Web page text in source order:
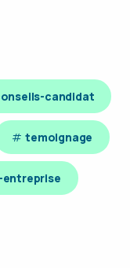
candidat
temoignage
entreprise